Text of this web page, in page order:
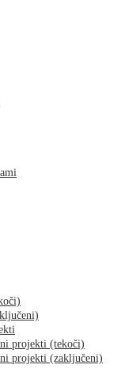
projekti (tekoči)
projekti (zaključeni)